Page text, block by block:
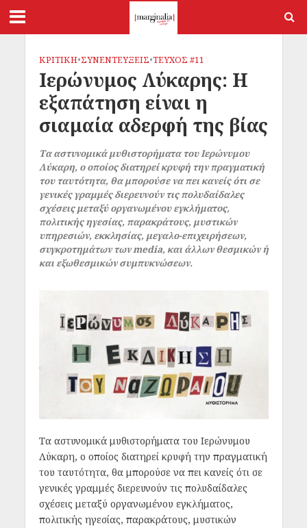
ΚΡΙΤΙΚΗ•ΣΥΝΕΝΤΕΥΞΕΙΣ•ΤΕΥΧΟΣ #11
Ιερώνυμος Λύκαρης: Η
εξαπάτηση είναι η
σιαμαία αδερφή της βίας
Τα αστυνομικά μυθιστορήματα του Ιερώνυμου
Λύκαρη, ο οποίος διατηρεί κρυφή την πραγματική
του ταυτότητα, θα μπορούσε να πει κανείς ότι σε
γενικές γραμμές διερευνούν τις πολυδαίδαλες
σχέσεις μεταξύ οργανωμένου εγκλήματος,
πολιτικής ηγεσίας, παρακράτους, μυστικών
υπηρεσιών, εκκλησίας, μεγαλο-επιχειρήσεων,
συγκροτημάτων των media, και άλλων θεσμικών ή
και εξωθεσμικών συμπυκνώσεων.
Τα αστυνομικά μυθιστορήματα του Ιερώνυμου
Λύκαρη, ο οποίος διατηρεί κρυφή την πραγματική
του ταυτότητα, θα μπορούσε να πει κανείς ότι σε
γενικές γραμμές διερευνούν τις πολυδαίδαλες
σχέσεις μεταξύ οργανωμένου εγκλήματος,
πολιτικής ηγεσίας, παρακράτους, μυστικών